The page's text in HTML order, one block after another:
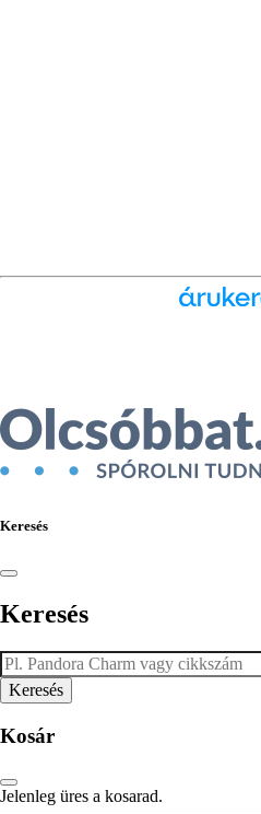
Keresés
Keresés
Kosár
Jelenleg üres a kosarad.